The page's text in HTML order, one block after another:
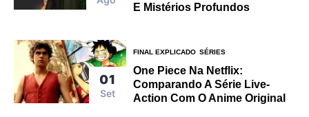
E Mistérios Profundos
01
Set
FINAL EXPLICADO SÉRIES
One Piece Na Netflix:
Comparando A Série Live-
Action Com O Anime Original